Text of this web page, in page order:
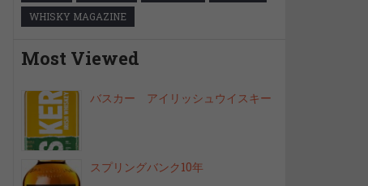
WHISKY MAGAZINE
Most Viewed
バスカー アイリッシュウイスキー
スプリングバンク10年